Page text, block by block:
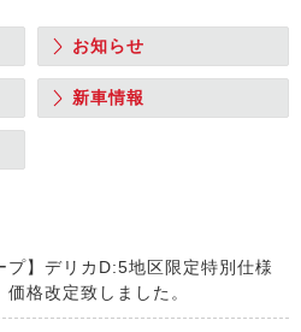
お知らせ
新車情報
プ】デリカD:5地区限定特別仕様
格改定致しました。